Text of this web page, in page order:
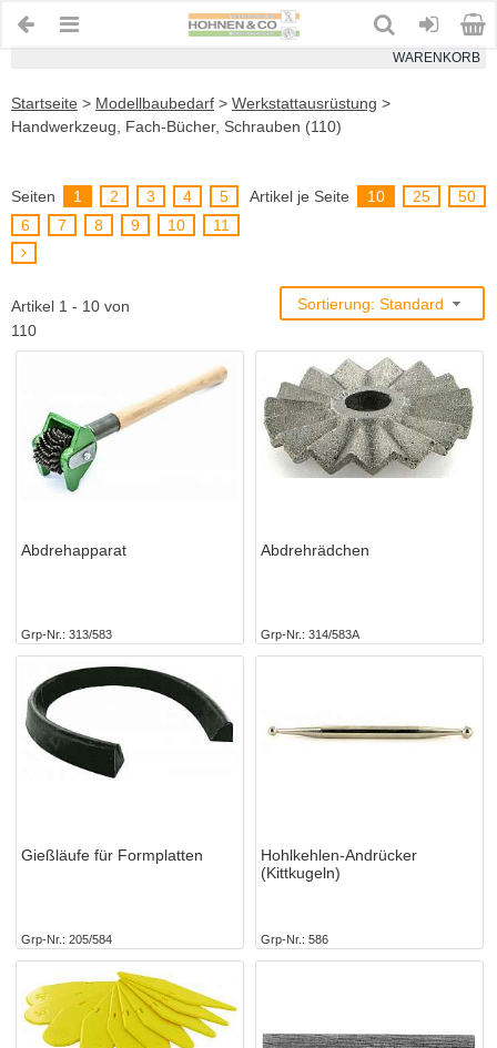
WARENKORB
Startseite > Modellbaubedarf > Werkstattausrüstung >
Handwerkzeug, Fach-Bücher, Schrauben (110)
Seiten 1 2 3 4
5
6
7 8 9 10 11
Artikel je Seite 10 25 50
Artikel 1 - 10 von
110
Sortierung: Standard
Abdrehapparat
Grp-Nr. 313/583
Abdrehrädchen
Grp-Nr. 314/583A
Gießläufe für Formplatten
Grp-Nr. 205/584
Hohlkehlen-Andrücker
(Kittkugeln)
Grp-Nr. 586